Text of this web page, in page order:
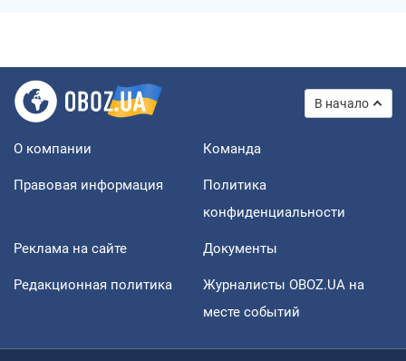
В начало
О компании Команда
Правовая информация
Политика
конфиденциальности
Реклама на сайте Документы
Редакционная политика
Журналисты OBOZ.UA на
месте событий